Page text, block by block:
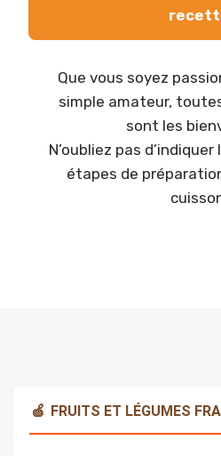
Que vous soyez
simple amateur,
sont les
N’oubliez pas
étapes de
🍏 FRUITS ET LÉGUMES